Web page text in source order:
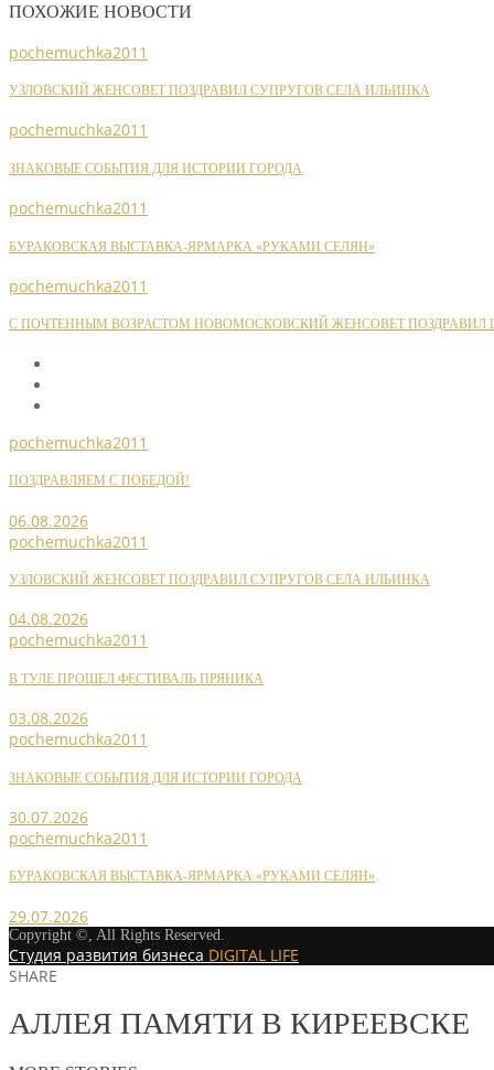
ПОХОЖИЕ НОВОСТИ
pochemuchka2011
УЗЛОВСКИЙ ЖЕНСОВЕТ ПОЗДРАВИЛ СУПРУГОВ СЕЛА ИЛЬИНКА
pochemuchka2011
ЗНАКОВЫЕ СОБЫТИЯ ДЛЯ ИСТОРИИ ГОРОДА
pochemuchka2011
БУРАКОВСКАЯ ВЫСТАВКА-ЯРМАРКА «РУКАМИ СЕЛЯН»
pochemuchka2011
С ПОЧТЕННЫМ ВОЗРАСТОМ НОВОМОСКОВСКИЙ ЖЕНСОВЕТ ПОЗДРАВИЛ
pochemuchka2011
ПОЗДРАВЛЯЕМ С ПОБЕДОЙ!
06.08.2026
pochemuchka2011
УЗЛОВСКИЙ ЖЕНСОВЕТ ПОЗДРАВИЛ СУПРУГОВ СЕЛА ИЛЬИНКА
04.08.2026
pochemuchka2011
В ТУЛЕ ПРОШЕЛ ФЕСТИВАЛЬ ПРЯНИКА
03.08.2026
pochemuchka2011
ЗНАКОВЫЕ СОБЫТИЯ ДЛЯ ИСТОРИИ ГОРОДА
30.07.2026
pochemuchka2011
БУРАКОВСКАЯ ВЫСТАВКА-ЯРМАРКА «РУКАМИ СЕЛЯН»
29.07.2026
Copyright ©, All Rights Reserved.
Студия развития бизнеса DIGITAL LIFE
SHARE
АЛЛЕЯ ПАМЯТИ В КИРЕЕВСКЕ